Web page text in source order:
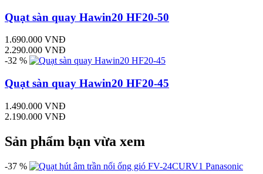
Quạt sàn quay Hawin20 HF20-50
1.690.000 VNĐ
2.290.000 VNĐ
-32 %
Quạt sàn quay Hawin20 HF20-45
1.490.000 VNĐ
2.190.000 VNĐ
Sản phẩm bạn vừa xem
-37 %